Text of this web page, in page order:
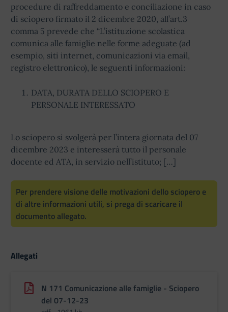
procedure di raffreddamento e conciliazione in caso
di sciopero firmato il 2 dicembre 2020, all’art.3
comma 5 prevede che “L’istituzione scolastica
comunica alle famiglie nelle forme adeguate (ad
esempio, siti internet, comunicazioni via email,
registro elettronico), le seguenti informazioni:
DATA, DURATA DELLO SCIOPERO E
PERSONALE INTERESSATO
Lo sciopero si svolgerà per l’intera giornata del 07
dicembre 2023 e interesserà tutto il personale
docente ed ATA, in servizio nell’istituto; […]
Per prendere visione delle motivazioni dello sciopero e
di altre informazioni utili, si prega di scaricare il
documento allegato.
Allegati
N 171 Comunicazione alle famiglie - Sciopero
del 07-12-23